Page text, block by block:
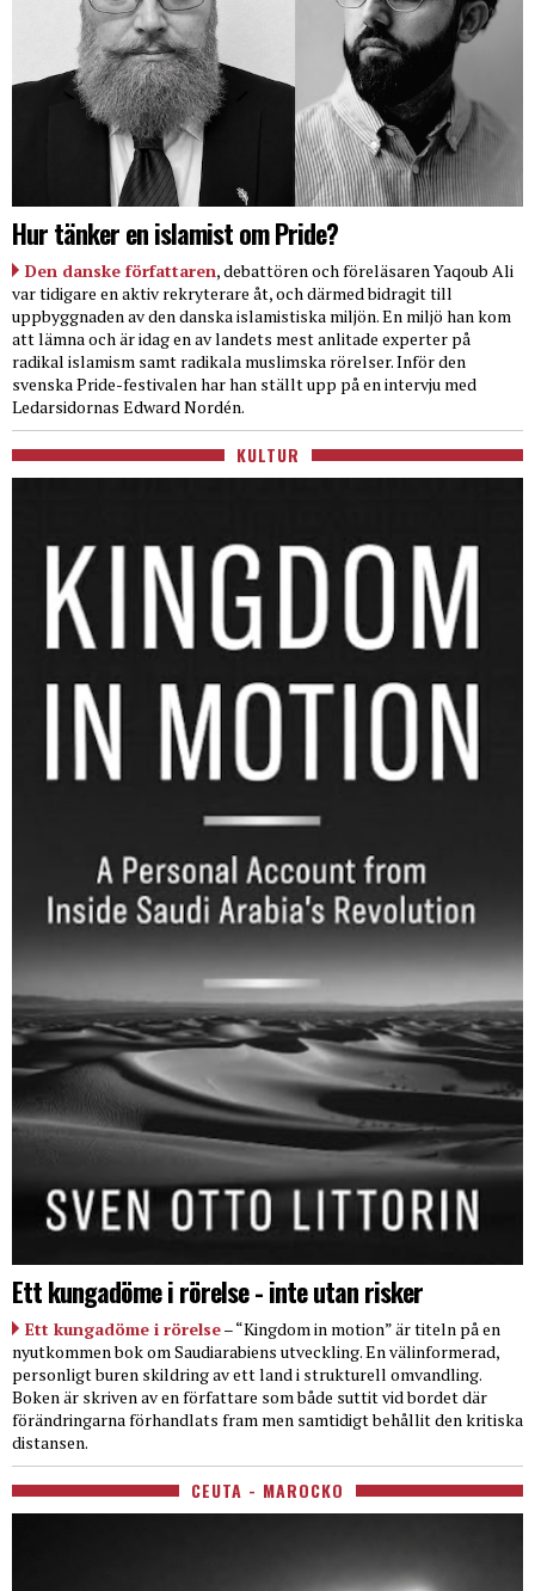
Hur tänker en islamist om Pride?
Den danske författaren, debattören och föreläsaren Yaqoub Ali
var tidigare en aktiv rekryterare åt, och därmed bidragit till
uppbyggnaden av den danska islamistiska miljön. En miljö han kom
att lämna och är idag en av landets mest anlitade experter på
radikal islamism samt radikala muslimska rörelser. Inför den
svenska Pride-festivalen har han ställt upp på en intervju med
Ledarsidornas Edward Nordén.
KULTUR
Ett kungadöme i rörelse - inte utan risker
Ett kungadöme i rörelse– “Kingdom in motion” är titeln på en
nyutkommen bok om Saudiarabiens utveckling. En välinformerad,
personligt buren skildring av ett land i strukturell omvandling.
Boken är skriven av en författare som både suttit vid bordet där
förändringarna förhandlats fram men samtidigt behållit den kritiska
distansen.
CEUTA - MAROCKO